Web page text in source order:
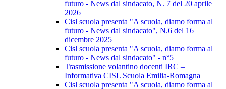
futuro - News dal sindacato, N. 7 del 20 aprile
2026
Cisl scuola presenta "A scuola, diamo forma al
futuro - News dal sindacato", N.6 del 16
dicembre 2025
Cisl scuola presenta "A scuola, diamo forma al
futuro - News dal sindacato" - n°5
Trasmissione volantino docenti IRC –
Informativa CISL Scuola Emilia-Romagna
Cisl scuola presenta "A scuola, diamo forma al